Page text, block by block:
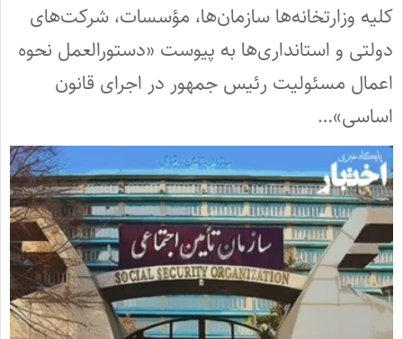
کلیه وزارتخانه‌ها سازمان‌ها، مؤسسات، شرکت‌های
دولتی و استانداری‌ها به پیوست «دستورالعمل نحوه
اعمال مسئولیت رئیس جمهور در اجرای قانون
اساسی»…